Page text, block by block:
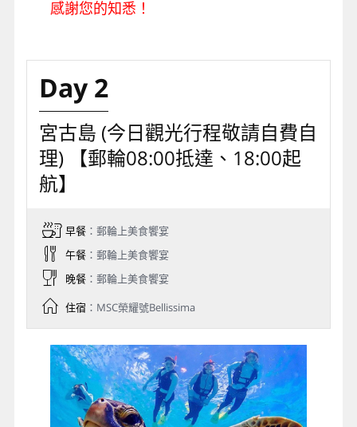
感謝您的知悉！
Day 2
宮古島 (今日觀光行程敬請自費自
理) 【郵輪08:00抵達、18:00起
航】
早餐：郵輪上美食饗宴
午餐：郵輪上美食饗宴
晚餐：郵輪上美食饗宴
住宿：MSC榮耀號Bellissima